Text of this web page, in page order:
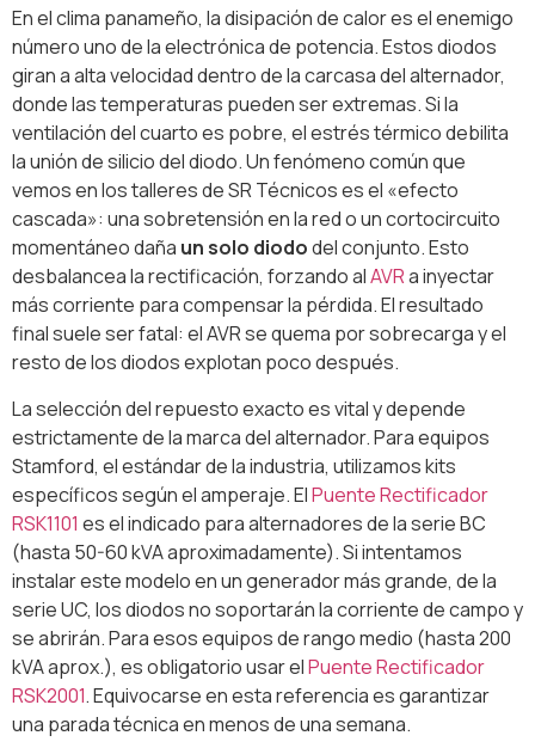
En el clima panameño, la disipación de calor es el enemigo
número uno de la electrónica de potencia. Estos diodos
giran a alta velocidad dentro de la carcasa del alternador,
donde las temperaturas pueden ser extremas. Si la
ventilación del cuarto es pobre, el estrés térmico debilita
la unión de silicio del diodo. Un fenómeno común que
vemos en los talleres de SR Técnicos es el «efecto
cascada»: una sobretensión en la red o un cortocircuito
momentáneo daña un solo diododel conjunto. Esto
desbalancea la rectificación, forzando alAVRa inyectar
más corriente para compensar la pérdida. El resultado
final suele ser fatal: el AVR se quema por sobrecarga y el
resto de los diodos explotan poco después.
La selección del repuesto exacto es vital y depende
estrictamente de la marca del alternador. Para equipos
Stamford, el estándar de la industria, utilizamos kits
específicos según el amperaje. ElPuente Rectificador
RSK1101 es el indicado para alternadores de la serie BC
(hasta 50-60 kVA aproximadamente). Si intentamos
instalar este modelo en un generador más grande, de la
serie UC, los diodos no soportarán la corriente de campo y
se abrirán. Para esos equipos de rango medio (hasta 200
kVA aprox.), es obligatorio usar elPuente Rectificador
RSK2001. Equivocarse en esta referencia es garantizar
una parada técnica en menos de una semana.